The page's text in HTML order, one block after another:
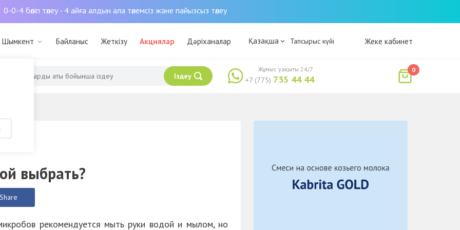
0-0-4 бөліп төлеу - 4 айға алдын ала төлемсіз және пайызсыз төлеу
Шымкент Байланыс Жеткізу Акциялар Дәріханалар Қазақша Тапсырыс күйі Жеке кабинет
Іздеу +7 (775) 735 44 44
Жұмыс уақыты 24/7 0
блогы
выбрать?
Share
рекомендуется мыть руки водой и мылом, но